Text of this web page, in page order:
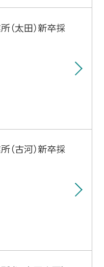
太田）新卒採
古河）新卒採